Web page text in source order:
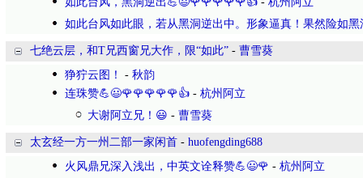
如此台风如此眼，若从黑洞逆出中。形象逼真！果然险如黑
七绝云层，和T兄西窗兄大作，限“如此” - 曹雪葵
狰狞云图！
- 秋韵
连珠赞💪😃🌹🌹🌹🌹🌹👍 - 杭州阿立
大谢阿立兄！😃 - 曹雪葵
太玄经一方一州二部一家闲首 - huofengding688
火风鼎兄深入浅出，中英文诠释赞💪😃🌹 - 杭州阿立